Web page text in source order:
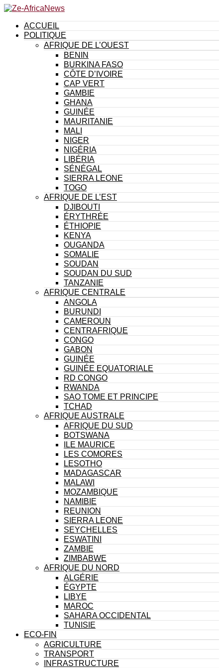
ACCUEIL
POLITIQUE
AFRIQUE DE L’OUEST
BENIN
BURKINA FASO
CÔTE D’IVOIRE
CAP VERT
GAMBIE
GHANA
GUINÉE
MAURITANIE
MALI
NIGER
NIGÉRIA
LIBÉRIA
SÉNÉGAL
SIERRA LEONE
TOGO
AFRIQUE DE L’EST
DJIBOUTI
ÉRYTHRÉE
ÉTHIOPIE
KENYA
OUGANDA
SOMALIE
SOUDAN
SOUDAN DU SUD
TANZANIE
AFRIQUE CENTRALE
ANGOLA
BURUNDI
CAMEROUN
CENTRAFRIQUE
CONGO
GABON
GUINÉE
GUINÉE EQUATORIALE
RD CONGO
RWANDA
SAO TOME ET PRINCIPE
TCHAD
AFRIQUE AUSTRALE
AFRIQUE DU SUD
BOTSWANA
ILE MAURICE
LES COMORES
LESOTHO
MADAGASCAR
MALAWI
MOZAMBIQUE
NAMIBIE
REUNION
SIERRA LEONE
SEYCHELLES
ESWATINI
ZAMBIE
ZIMBABWE
AFRIQUE DU NORD
ALGÉRIE
ÉGYPTE
LIBYE
MAROC
SAHARA OCCIDENTAL
TUNISIE
ECO-FIN
AGRICULTURE
TRANSPORT
INFRASTRUCTURE